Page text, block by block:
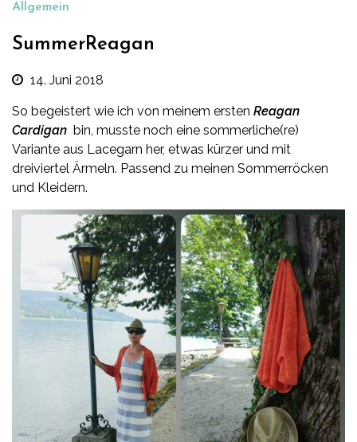
Allgemein
SummerReagan
14. Juni 2018
So begeistert wie ich von meinem ersten Reagan
Cardigan bin, musste noch eine sommerliche(re)
Variante aus Lacegarn her, etwas kürzer und mit
dreiviertel Ärmeln. Passend zu meinen Sommerröcken
und Kleidern.